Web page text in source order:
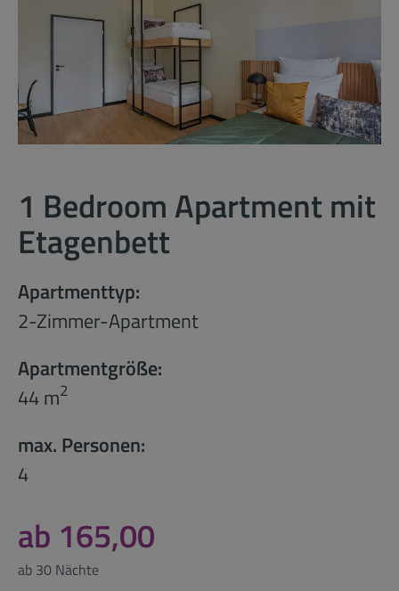
1 Bedroom Apartment mit
Etagenbett
Apartmenttyp:
2-Zimmer-Apartment
Apartmentgröße:
44 m2
max. Personen:
4
ab 165,00
ab 30 Nächte